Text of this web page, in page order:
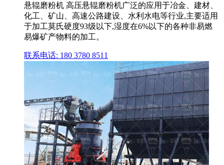
悬辊磨粉机 高压悬辊磨粉机广泛的应用于冶金、建材、
化工、矿山、高速公路建设、水利水电等行业,主要适用
于加工莫氏硬度93级以下,湿度在6%以下的各种非易燃
易爆矿产物料的加工。
联系电话: 180 3780 8511